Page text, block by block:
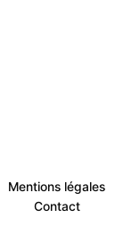
Mentions légales
Contact